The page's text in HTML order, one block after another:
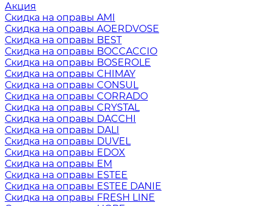
Акция
Скидка на оправы AMI
Скидка на оправы AOERDVOSE
Скидка на оправы BEST
Скидка на оправы BOCCACCIO
Скидка на оправы BOSEROLE
Скидка на оправы CHIMAY
Скидка на оправы CONSUL
Скидка на оправы CORRADO
Скидка на оправы CRYSTAL
Скидка на оправы DACCHI
Скидка на оправы DALI
Скидка на оправы DUVEL
Скидка на оправы EDOX
Скидка на оправы EM
Скидка на оправы ESTEE
Скидка на оправы ESTEE DANIE
Скидка на оправы FRESH LINE